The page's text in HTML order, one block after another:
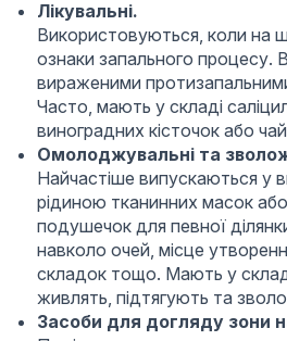
Лікувальні.
Використовуються, коли на
ознаки запального процесу.
вираженими
Часто, мають у складі
виноградних кісточок або
Омолоджувальні та
Найчастіше випускаються у
рідиною тканинних масок
подушечок для певної
навколо очей, місце
складок тощо. Мають у
живлять, підтягують та
Засоби для догляду зони